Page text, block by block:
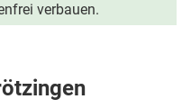
verbauen.